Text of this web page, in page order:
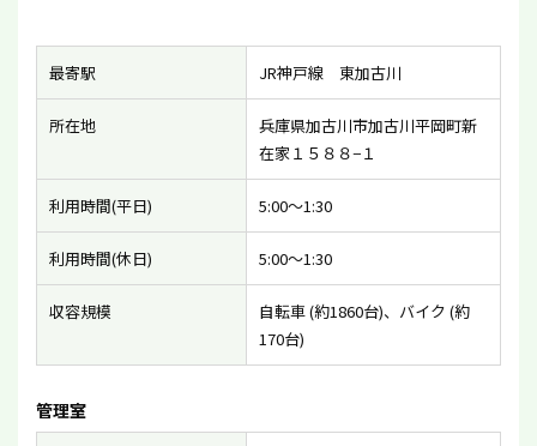
最寄駅 JR神戸線 東加古川
所在地
兵庫県加古川市加古川平岡町新
在家１５８８−１
利用時間(平日) 5:00〜1:30
利用時間(休日) 5:00〜1:30
収容規模
自転車 (約1860台)、バイク (約
170台)
管理室